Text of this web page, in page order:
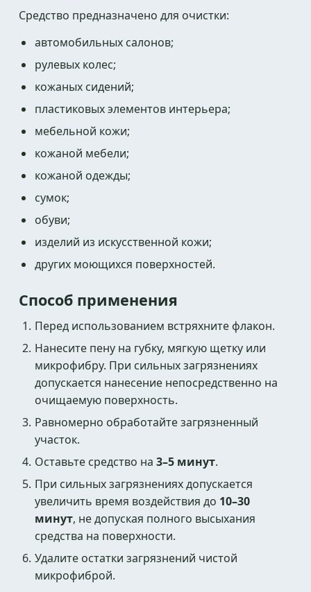
Средство предназначено для очистки:
автомобильных салонов;
рулевых колес;
кожаных сидений;
пластиковых элементов интерьера;
мебельной кожи;
кожаной мебели;
кожаной одежды;
сумок;
обуви;
изделий из искусственной кожи;
других моющихся поверхностей.
Способ применения
Перед использованием встряхните флакон.
Нанесите пену на губку, мягкую щетку или
микрофибру. При сильных загрязнениях
допускается нанесение непосредственно на
очищаемую поверхность.
Равномерно обработайте загрязненный
участок.
Оставьте средство на3–5 минут.
При сильных загрязнениях допускается
увеличить время воздействия до 10–30
минут, не допуская полного высыхания
средства на поверхности.
Удалите остатки загрязнений чистой
микрофиброй.